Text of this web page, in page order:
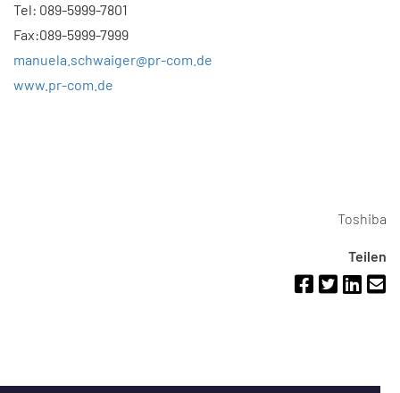
Tel: 089-5999-7801
Fax:089-5999-7999
manuela.schwaiger@pr-com.de
www.pr-com.de
Toshiba
Teilen